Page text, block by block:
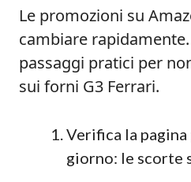
Le promozioni su
cambiare
passaggi pratici per
sui forni G3 Ferrari.
Verifica la
giorno: le scorte